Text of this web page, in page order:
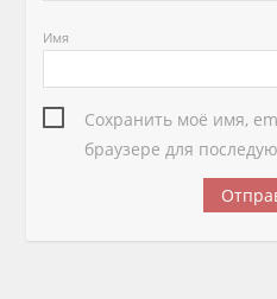
Имя
Сохранить моё имя,
браузере для